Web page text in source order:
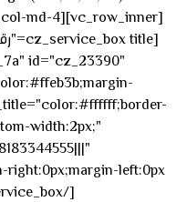
id="cz_23390"
width:2px;"
left:0px;"]